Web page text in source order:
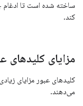
ساخته شده است تا ادغام
کند.
مزایای کلیدهای
کلیدهای عبور مزایای
می‌دهند.